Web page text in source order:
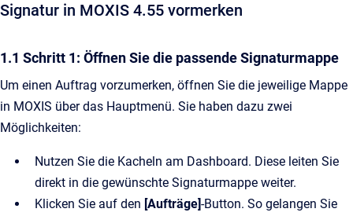
Signatur in MOXIS 4.55 vormerken
1.1 Schritt 1: Öffnen Sie die passende Signaturmappe
Um einen Auftrag vorzumerken, öffnen Sie die jeweilige Mappe
in MOXIS über das Hauptmenü. Sie haben dazu zwei
Möglichkeiten:
Nutzen Sie die Kacheln am Dashboard. Diese leiten Sie
direkt in die gewünschte Signaturmappe weiter.
Klicken Sie auf den [Aufträge]-Button. So gelangen Sie